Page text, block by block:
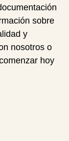
sobre
y
nosotros o
hoy